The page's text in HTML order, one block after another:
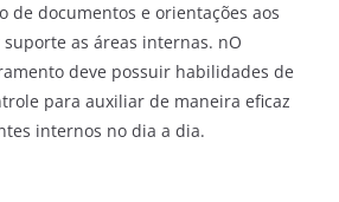
de documentos e orientações aos
as áreas internas. nO
deve possuir habilidades de
para auxiliar de maneira eficaz
internos no dia a dia.